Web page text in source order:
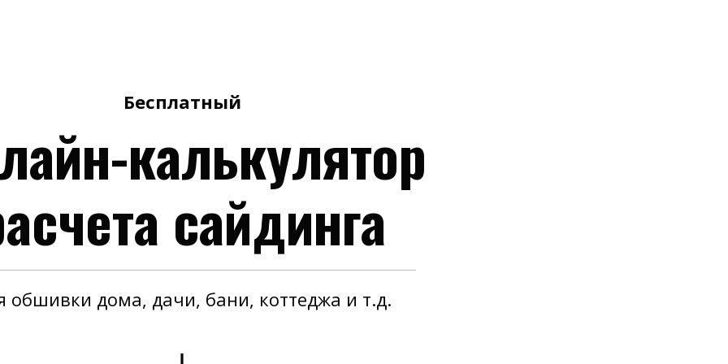
Бесплатный
калькулятор
сайдинга
обшивки дома, дачи, бани, коттеджа и т.д.